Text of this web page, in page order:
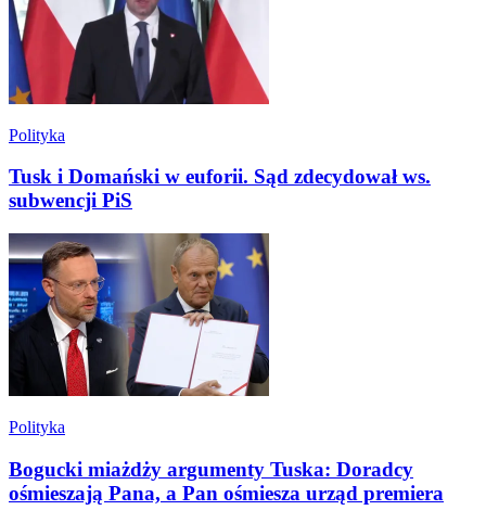
Polityka
Tusk i Domański w euforii. Sąd zdecydował ws.
subwencji PiS
Polityka
Bogucki miażdży argumenty Tuska: Doradcy
ośmieszają Pana, a Pan ośmiesza urząd premiera